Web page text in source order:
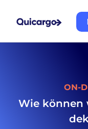
ON-
Wie können